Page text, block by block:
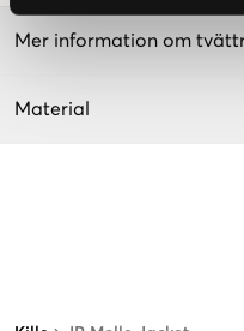
Mer information om
Material